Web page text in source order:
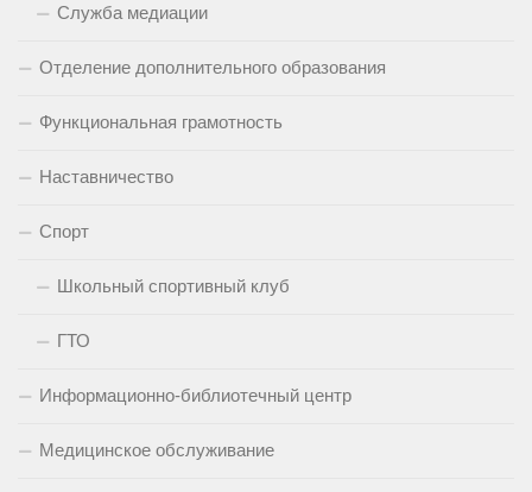
Служба медиации
Отделение дополнительного образования
Функциональная грамотность
Наставничество
Спорт
Школьный спортивный клуб
ГТО
Информационно-библиотечный центр
Медицинское обслуживание